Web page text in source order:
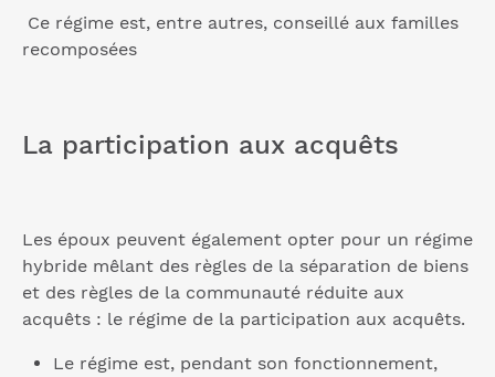
Ce régime est, entre autres, conseillé aux familles
recomposées
La participation aux acquêts
Les époux peuvent également opter pour un régime
hybride mêlant des règles de la séparation de biens
et des règles de la communauté réduite aux
acquêts : le régime de la participation aux acquêts.
Le régime est, pendant son fonctionnement,